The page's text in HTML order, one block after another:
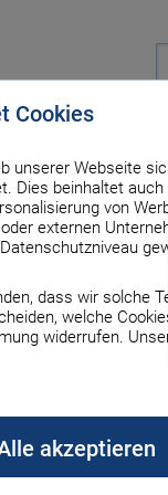
Cookies
unserer Webseite
beinhaltet auch
von
externen
dass wir solche
welche
widerrufen.
akzeptieren
ETFs
Haus Energien
DSL & Handy
Handys mit
16